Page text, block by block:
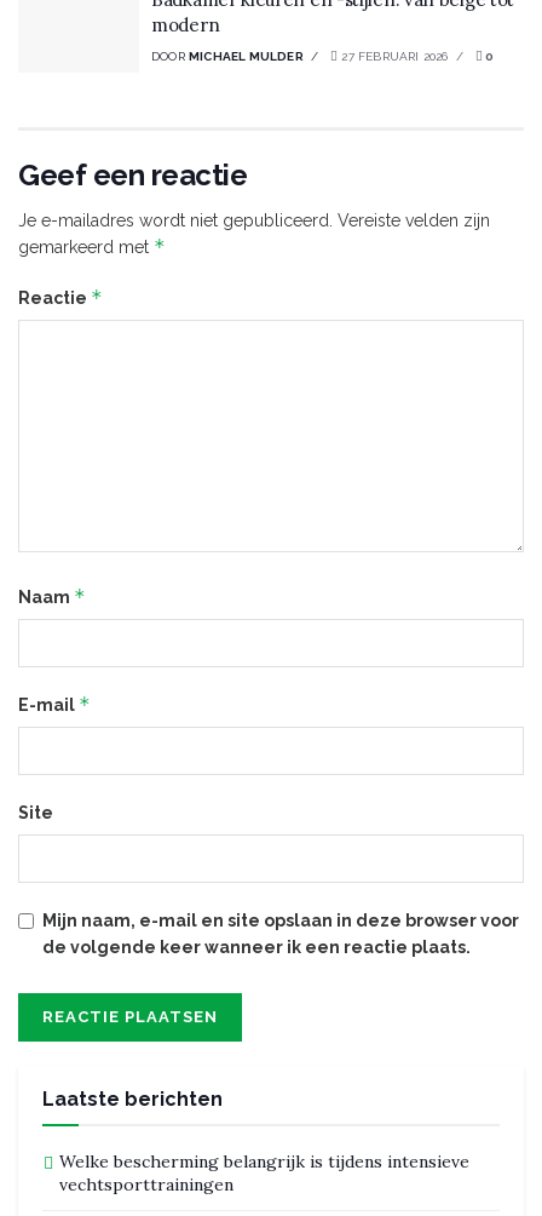
modern
DOOR MICHAEL MULDER 27 FEBRUARI 2026 0
Geef een reactie
Je e-mailadres wordt niet gepubliceerd. Vereiste velden zijn
gemarkeerd met *
Reactie *
Naam *
E-mail *
Site
Mijn naam, e-mail en site opslaan in deze browser voor
de volgende keer wanneer ik een reactie plaats.
Laatste berichten
Welke bescherming belangrijk is tijdens intensieve
vechtsporttrainingen